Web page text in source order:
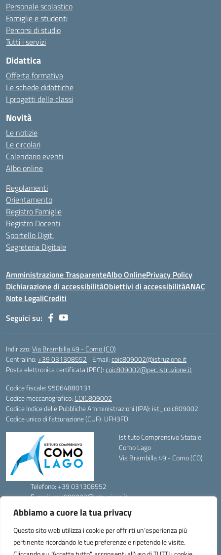
Abbiamo a cuore la tua privacy
Questo sito web utilizza i cookie per offrirti un’esperienza più
pertinente ricordando le tue preferenze e ripetendo le visite.
Personale scolastico
Famiglie e studenti
Percorsi di studio
Tutti i servizi
Didattica
Offerta formativa
Le schede didattiche
I progetti delle classi
Novità
Le notizie
Le circolari
Calendario eventi
Albo online
Regolamenti
Orientamento
Registro Famiglie
Registro Docenti
Sportello Digit.
Segreteria Digitale
Amministrazione TrasparenteAlbo OnlinePrivacy Policy
Dichiarazione di accessibilitàObiettivi di accessibilitàANAC
Note LegaliCrediti
Seguici su:
Indirizzo:Via Brambilla 49 - Como (CO)
Centralino:+39 031308552 Email:coic809002@istruzione.it
Posta elettronica certificata (PEC):coic809002@pec.istruzione.it
Codice fiscale: 95064880131
Codice meccanografico: COIC809002
Codice Indice delle Pubbliche Amministrazioni (IPA): ist_coic809002
Codice unico di fatturazione (CUF): UFH3FD
Istituto Comprensivo Statale
Como Lago
Via Brambilla 49 - Como (CO)
Telefono: +39 031308552
E-mail: coic809002@istruzione.it
PEC: coic809002@pec.istruzione.it
Codice Meccanografico: COIC809002
Codice Fiscale: 95064880131
FAX: 031301279